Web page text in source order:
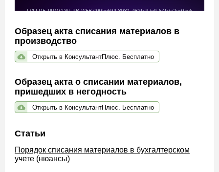
Образец акта списания материалов в
производство
Открыть в КонсультантПлюс. Бесплатно
Образец акта о списании материалов,
пришедших в негодность
Открыть в КонсультантПлюс. Бесплатно
Статьи
Порядок списания материалов в бухгалтерском
учете (нюансы)